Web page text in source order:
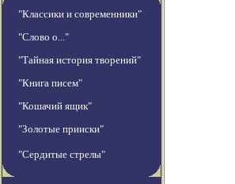
"Классики и современники"
"Слово о..."
"Тайная история творений"
"Книга писем"
"Кошачий ящик"
"Золотые прииски"
"Сердитые стрелы"